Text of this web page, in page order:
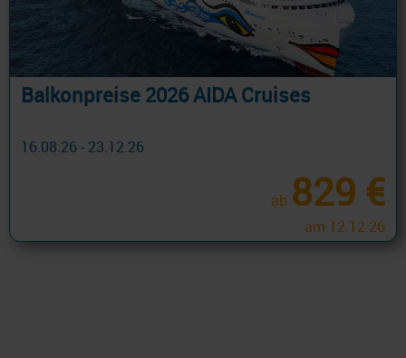
Balkonpreise 2026 AIDA Cruises
16.08.26 - 23.12.26
ab 829 €
am 12.12.26